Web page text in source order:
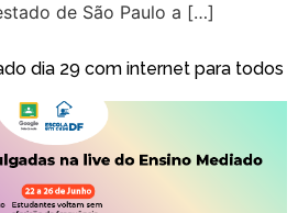
de São Paulo a […]
dia 29 com internet para todos